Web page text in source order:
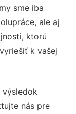
sme iba
ale aj
ktorú
k vašej
výsledok
nás pre